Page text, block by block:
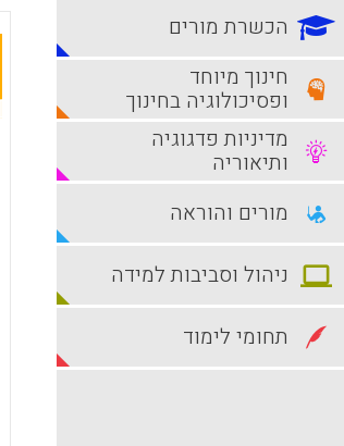
הכשרת מורים
חינוך מיוחד
ופסיכולוגיה בחינוך
מדיניות פדגוגיה
ותיאוריה
מורים והוראה
ניהול וסביבות למידה
תחומי לימוד